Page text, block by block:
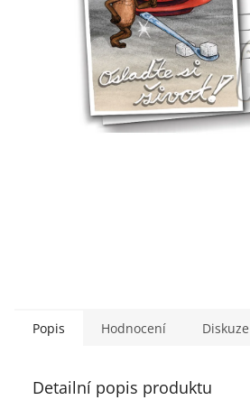
Popis Hodnocení Diskuze
Detailní popis produktu